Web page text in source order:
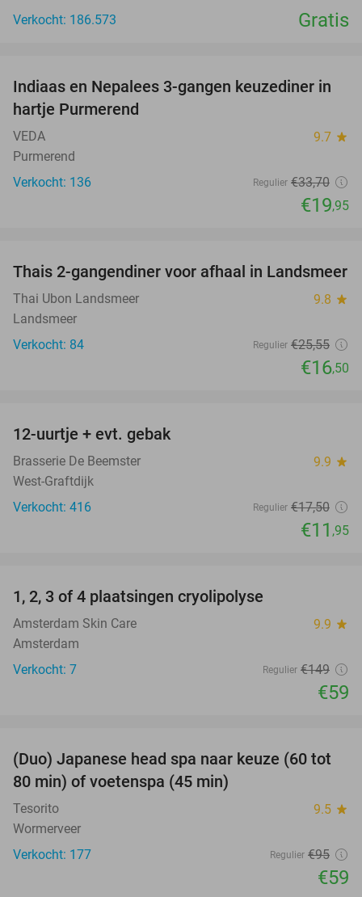
Verkocht: 186.573
Gratis
41%
Indiaas en Nepalees 3-gangen keuzediner in
hartje Purmerend
VEDA 9.7 star
Purmerend
Verkocht: 136
Regulier €33,70
€19,95
35%
Thais 2-gangendiner voor afhaal in Landsmeer
Thai Ubon Landsmeer 9.8 star
Landsmeer
Verkocht: 84
Regulier €25,55
€16,50
12-uurtje + evt. gebak
Brasserie De Beemster 9.9 star
West-Graftdijk
Verkocht: 416
Regulier €17,50
€11 ,95
1, 2, 3 of 4 plaatsingen cryolipolyse
Amsterdam Skin Care 9.9 star
Amsterdam
Verkocht: 7
Regulier €149
€59
38%
(Duo) Japanese head spa naar keuze (60 tot
80 min) of voetenspa (45 min)
Tesorito 9.5 star
Wormerveer
Verkocht: 177
Regulier €95
€59